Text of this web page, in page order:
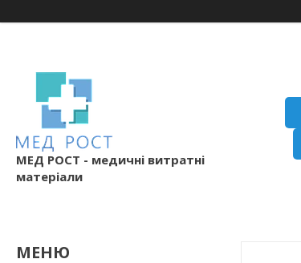
МЕД РОСТ - медичні витратні
матеріали